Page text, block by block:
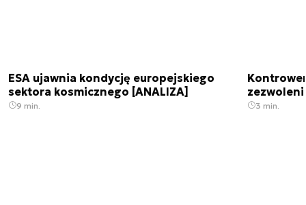
ESA ujawnia kondycję europejskiego
sektora kosmicznego [ANALIZA]
9 min. 3 min.